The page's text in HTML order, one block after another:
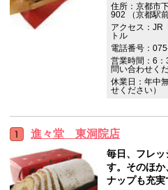
住所：京都市
902 （京都駅
アクセス：JR
トル
電話番号：
営業時間：6
問い合わせくだ
休業日：年中
せください）
進々堂 東洞院店
毎日、フレッ
す。そのほ
ナップも充実